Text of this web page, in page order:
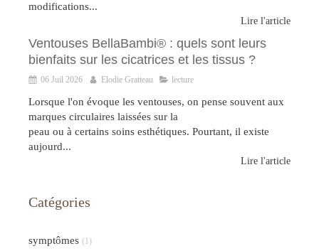
modifications...
Lire l'article
Ventouses BellaBambi® : quels sont leurs
bienfaits sur les cicatrices et les tissus ?
06 Juil 2026 Elodie Gratteau lecture
Lorsque l'on évoque les ventouses, on pense souvent aux
marques circulaires laissées sur la
peau ou à certains soins esthétiques. Pourtant, il existe
aujourd...
Lire l'article
Catégories
symptômes (1)